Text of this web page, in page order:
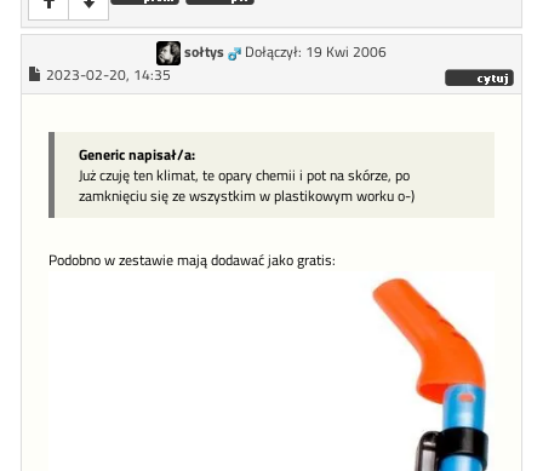
sołtys
Dołączył: 19 Kwi 2006
2023-02-20, 14:35
Generic napisał/a:
Już czuję ten klimat, te opary chemii i pot na skórze, po
zamknięciu się ze wszystkim w plastikowym worku o-)
Podobno w zestawie mają dodawać jako gratis: